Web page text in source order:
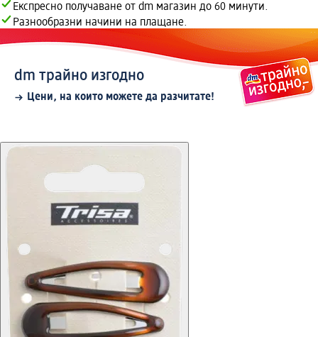
Експресно получаване от dm магазин до 60 минути.
Разнообразни начини на плащане.
dm трайно изгодно
Цени, на които можете да разчитате!